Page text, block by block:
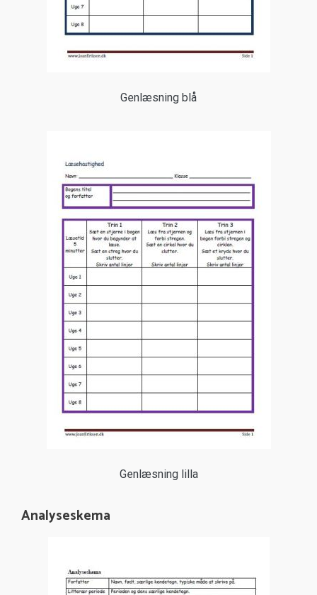
Genlæsning blå
Genlæsning lilla
Analyseskema